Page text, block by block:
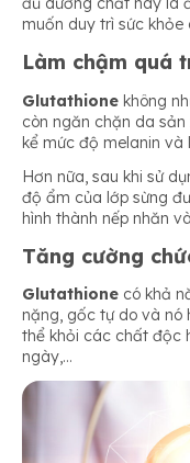
muốn duy trì sức khỏe
Làm chậm quá
Glutathione không
còn ngăn chặn da
kể mức độ melanin
Hơn nữa, sau khi sử
độ ẩm của lớp sừng
hình thành nếp nhăn
Tăng cường
Glutathione có khả
nặng, gốc tự do và nó
thể khỏi các chất độc
ngày,…